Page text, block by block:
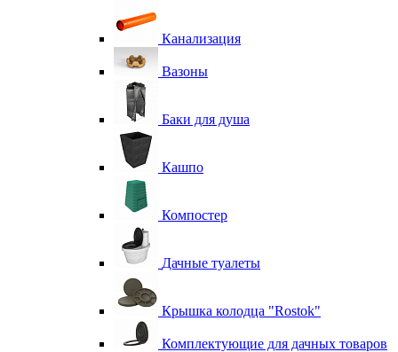
Канализация
Вазоны
Баки для душа
Кашпо
Компостер
Дачные туалеты
Крышка колодца "Rostok"
Комплектующие для дачных товаров